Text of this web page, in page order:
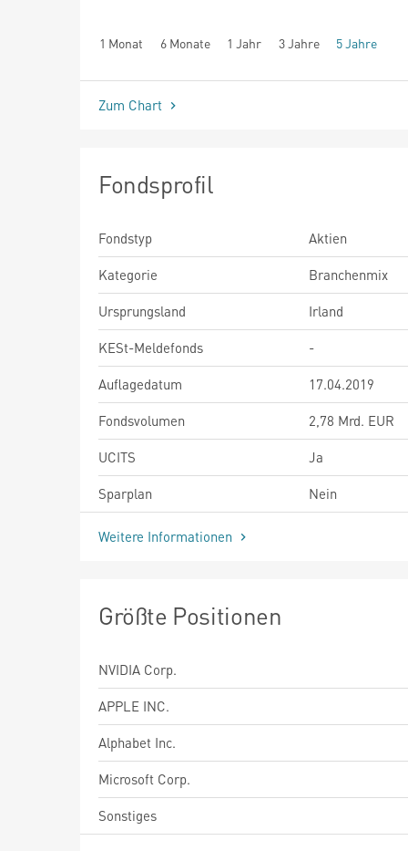
1 Monat 6 Monate 1 Jahr 3 Jahre 5 Jahre
seit Beginn
Zum Chart
Fondsprofil
Fondstyp
Aktien
Kategorie
Branchenmix
Ursprungsland
Irland
KESt-Meldefonds
-
Auflagedatum
17.04.2019
Fondsvolumen
2,78 Mrd. EUR
UCITS
Ja
Sparplan
Nein
Weitere Informationen
Größte Positionen
NVIDIA Corp.
APPLE INC.
Alphabet Inc.
Microsoft Corp.
Sonstiges